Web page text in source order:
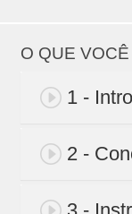
O QUE
1 -
2 -